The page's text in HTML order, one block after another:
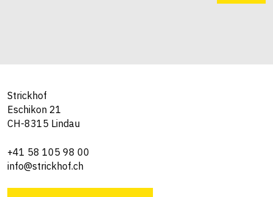
Strickhof
Eschikon 21
CH-8315 Lindau
+41 58 105 98 00
info@strickhof.ch